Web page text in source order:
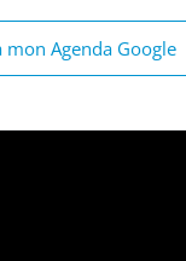
mon Agenda Google